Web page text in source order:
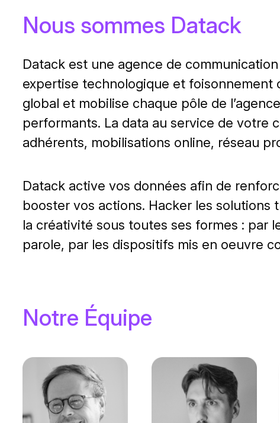
Nous sommes Datack
Datack est une agence de
expertise technologique et foisonnement
global et mobilise chaque pôle de
performants. La data au service de votre
adhérents, mobilisations online, réseau
Datack active vos données afin de
booster vos actions. Hacker les
la créativité sous toutes ses formes : par
parole, par les dispositifs mis en oeuvre
Notre Équipe